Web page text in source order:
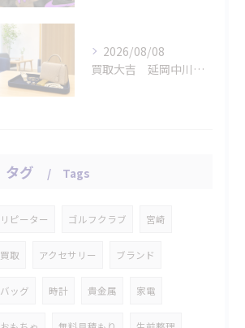
2026/08/08
買取大吉 延岡中川原店の断りやすい査定
タグ Tags
リピーター ゴルフクラブ 宮崎
買取 アクセサリー ブランド
バッグ 時計 貴金属 家電